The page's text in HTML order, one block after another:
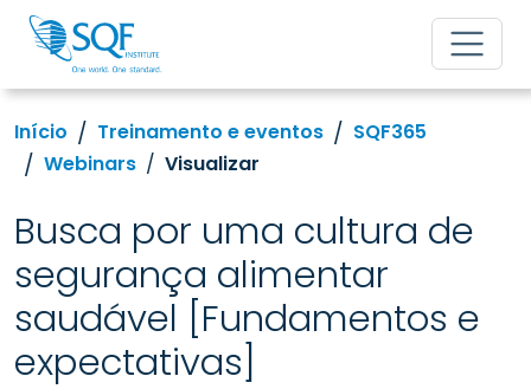
Início Treinamento e eventos
SQF365
Webinars
Visualizar
Busca por uma cultura de
segurança alimentar
saudável [Fundamentos e
expectativas]